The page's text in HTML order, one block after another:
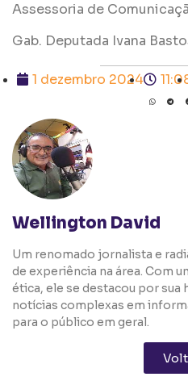
Assessoria de
Gab. Deputada Ivana
1 dezembro 2024
Wellington David
Um renomado jornalista e
de experiência na área. Com
ética, ele se destacou por
notícias complexas em
para o público em geral.